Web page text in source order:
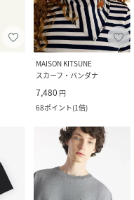
MAISON KITSUNE
スカーフ・バンダナ
7,480 円
68ポイント(1倍)